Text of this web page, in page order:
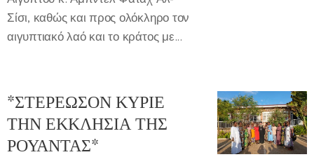
Σίσι, καθώς και προς ολόκληρο τον
αιγυπτιακό λαό και το κράτος με...
*ΣΤΕΡΕΩΣΟΝ ΚΥΡΙΕ
ΤΗΝ ΕΚΚΛΗΣΙΑ ΤΗΣ
ΡΟΥΑΝΤΑΣ*